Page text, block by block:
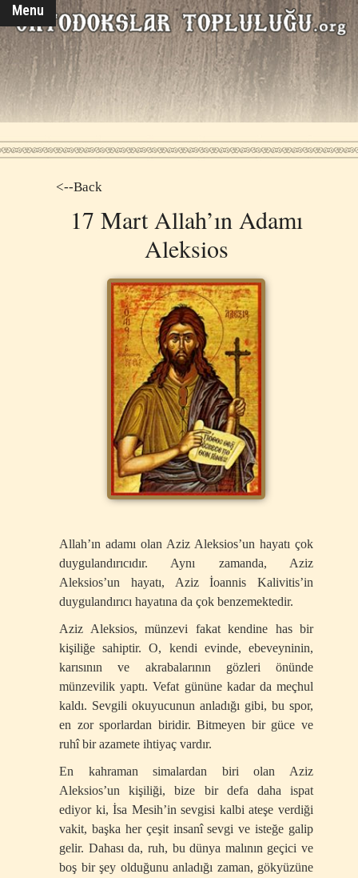
Menu
<--Back
17 Mart Allah’ın Adamı
Aleksios
Allah’ın adamı olan Aziz Aleksios’un hayatı çok
duygulandırıcıdır. Aynı zamanda, Aziz
Aleksios’un hayatı, Aziz İoannis Kalivitis’in
duygulandırıcı hayatına da çok benzemektedir.
Aziz Aleksios, münzevi fakat kendine has bir
kişiliğe sahiptir. O, kendi evinde, ebeveyninin,
karısının ve akrabalarının gözleri önünde
münzevilik yaptı. Vefat gününe kadar da meçhul
kaldı. Sevgili okuyucunun anladığı gibi, bu spor,
en zor sporlardan biridir. Bitmeyen bir güce ve
ruhî bir azamete ihtiyaç vardır.
En kahraman simalardan biri olan Aziz
Aleksios’un kişiliği, bize bir defa daha ispat
ediyor ki, İsa Mesih’in sevgisi kalbi ateşe verdiği
vakit, başka her çeşit insanî sevgi ve isteğe galip
gelir. Dahası da, ruh, bu dünya malının geçici ve
boş bir şey olduğunu anladığı zaman, gökyüzüne